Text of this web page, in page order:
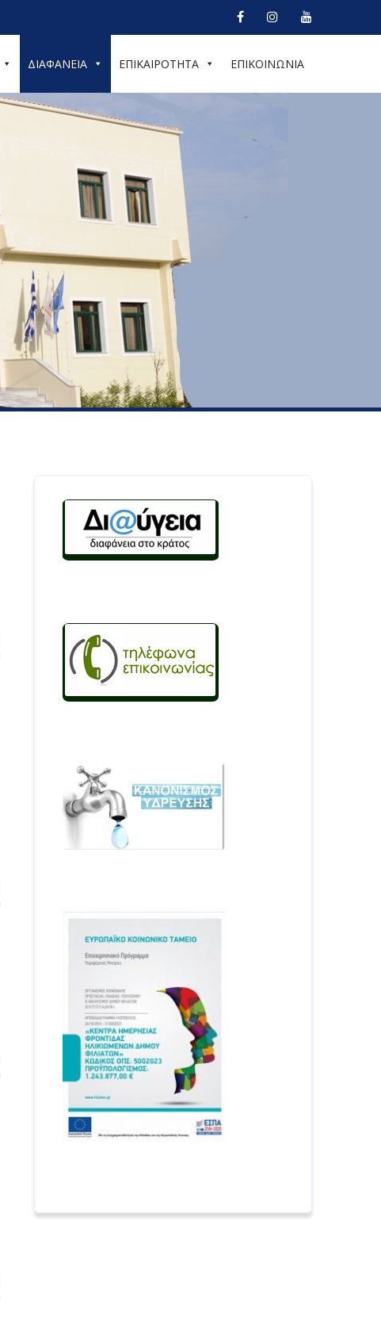
ΔΙΑΦΑΝΕΙΑ ΕΠΙΚΑΙΡΟΤΗΤΑ ΕΠΙΚΟΙΝΩΝΙΑ